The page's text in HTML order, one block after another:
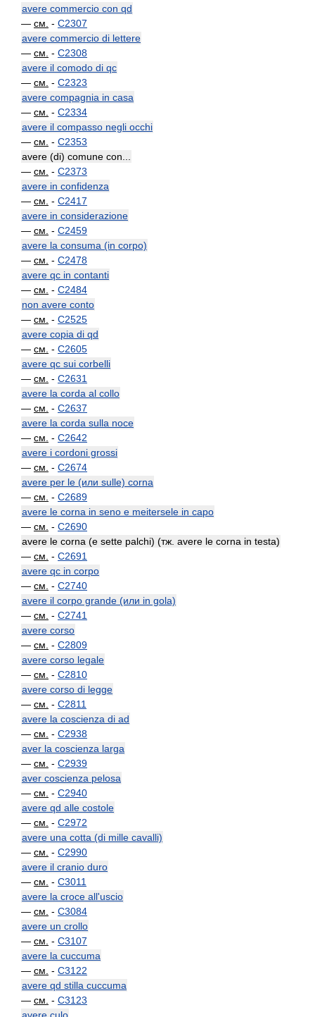
avere commercio con qd
— см. - C2307
avere commercio di lettere
— см. - C2308
avere il comodo di qc
— см. - C2323
avere compagnia in casa
— см. - C2334
avere il compasso negli occhi
— см. - C2353
avere (di) comune con...
— см. - C2373
avere in confidenza
— см. - C2417
avere in considerazione
— см. - C2459
avere la consuma (in corpo)
— см. - C2478
avere qc in contanti
— см. - C2484
non avere conto
— см. - C2525
avere copia di qd
— см. - C2605
avere qc sui corbelli
— см. - C2631
avere la corda al collo
— см. - C2637
avere la corda sulla noce
— см. - C2642
avere i cordoni grossi
— см. - C2674
avere per le (или sulle) corna
— см. - C2689
avere le corna in seno e meitersele in capo
— см. - C2690
avere le corna (e sette palchi) (тж. avere le corna in testa)
— см. - C2691
avere qc in corpo
— см. - C2740
avere il corpo grande (или in gola)
— см. - C2741
avere corso
— см. - C2809
avere corso legale
— см. - C2810
avere corso di legge
— см. - C2811
avere la coscienza di ad
— см. - C2938
aver la coscienza larga
— см. - C2939
aver coscienza pelosa
— см. - C2940
avere qd alle costole
— см. - C2972
avere una cotta (di mille cavalli)
— см. - C2990
avere il cranio duro
— см. - C3011
avere la croce all'uscio
— см. - C3084
avere un crollo
— см. - C3107
avere la cuccuma
— см. - C3122
avere qd stilla cuccuma
— см. - C3123